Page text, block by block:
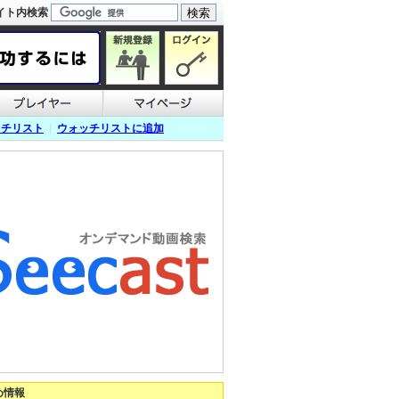
ト内検索
リスト ウォッチリストに追加
情報